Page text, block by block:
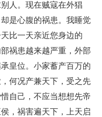
人。现在贼寇在外猖
是心腹的祸患。我睡觉
比一天亲近您身边的
祸患越来越严重，外部
皇位。小家蓄产百万的
何况产兼天下，受之先
自己，不应当想想先帝
，祸害遍天下，上天启